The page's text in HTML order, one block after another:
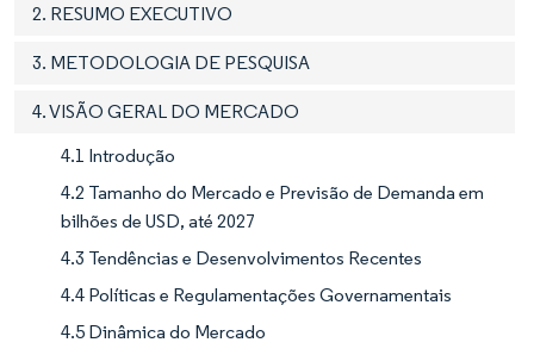
2. RESUMO EXECUTIVO
3. METODOLOGIA DE PESQUISA
4. VISÃO GERAL DO MERCADO
4.1 Introdução
4.2 Tamanho do Mercado e Previsão de Demanda em
bilhões de USD, até 2027
4.3 Tendências e Desenvolvimentos Recentes
4.4 Políticas e Regulamentações Governamentais
4.5 Dinâmica do Mercado